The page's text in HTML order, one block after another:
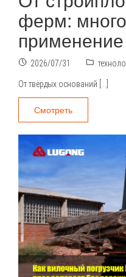
ферм:
2026/07/31
От твёрдых оснований […]
Смотреть